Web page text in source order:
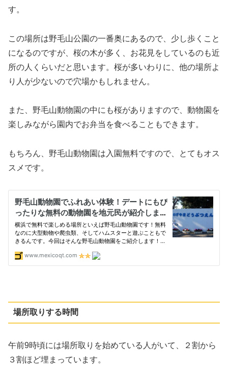
す。
この場所は野毛山公園の一番奥にあるので、少し歩くこと
になるのですが、桜の木が多く、お花見をしているのも近
所の人くらいだと思います。桜が多いわりに、他の場所よ
り人が少ないので穴場かもしれません。
また、野毛山動物園の中にも桜がありますので、動物園を
楽しみながら園内でお弁当を食べることもできます。
もちろん、野毛山動物園は入園無料ですので、とてもオス
スメです。
場所取りする時間
午前9時頃には場所取りを始めている人がいて、２割から
３割ほど埋まっています。